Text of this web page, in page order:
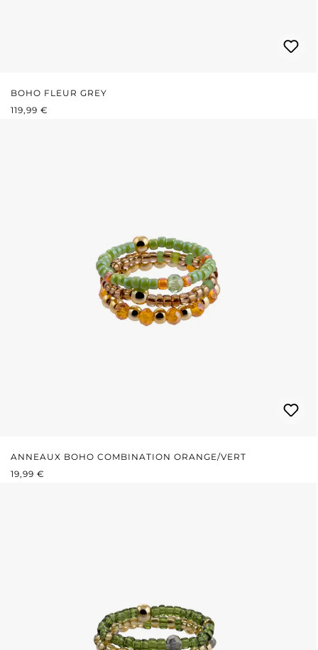
BOHO FLEUR GREY
PRIX RÉGULIER :
119,99 €
ANNEAUX BOHO COMBINATION ORANGE/VERT
PRIX RÉGULIER :
19,99 €